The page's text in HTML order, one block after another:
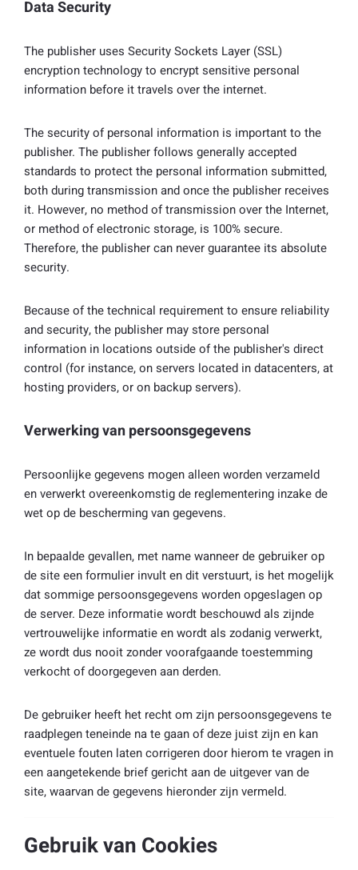
Data Security
The publisher uses Security Sockets Layer (SSL)
encryption technology to encrypt sensitive personal
information before it travels over the internet.
The security of personal information is important to the
publisher. The publisher follows generally accepted
standards to protect the personal information submitted,
both during transmission and once the publisher receives
it. However, no method of transmission over the Internet,
or method of electronic storage, is 100% secure.
Therefore, the publisher can never guarantee its absolute
security.
Because of the technical requirement to ensure reliability
and security, the publisher may store personal
information in locations outside of the publisher's direct
control (for instance, on servers located in datacenters, at
hosting providers, or on backup servers).
Verwerking van persoonsgegevens
Persoonlijke gegevens mogen alleen worden verzameld
en verwerkt overeenkomstig de reglementering inzake de
wet op de bescherming van gegevens.
In bepaalde gevallen, met name wanneer de gebruiker op
de site een formulier invult en dit verstuurt, is het mogelijk
dat sommige persoonsgegevens worden opgeslagen op
de server. Deze informatie wordt beschouwd als zijnde
vertrouwelijke informatie en wordt als zodanig verwerkt,
ze wordt dus nooit zonder voorafgaande toestemming
verkocht of doorgegeven aan derden.
De gebruiker heeft het recht om zijn persoonsgegevens te
raadplegen teneinde na te gaan of deze juist zijn en kan
eventuele fouten laten corrigeren door hierom te vragen in
een aangetekende brief gericht aan de uitgever van de
site, waarvan de gegevens hieronder zijn vermeld.
Gebruik van Cookies